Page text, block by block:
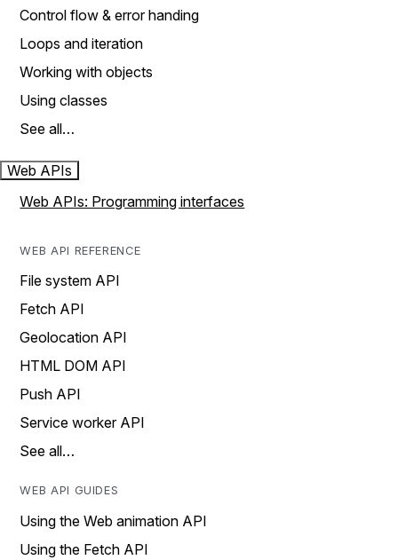
Control flow & error handing
Loops and iteration
Working with objects
Using classes
See all…
Web APIs
Web APIs: Programming interfaces
WEB API REFERENCE
File system API
Fetch API
Geolocation API
HTML DOM API
Push API
Service worker API
See all…
WEB API GUIDES
Using the Web animation API
Using the Fetch API